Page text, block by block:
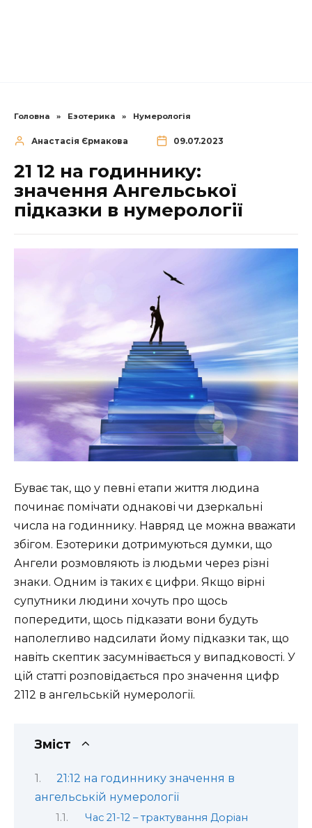
Головна » Езотерика » Нумерологія
Анастасія Єрмакова 09.07.2023
21 12 на годиннику:
значення Ангельської
підказки в нумерології
Буває так, що у певні етапи життя людина
починає помічати однакові чи дзеркальні
числа на годиннику. Навряд це можна вважати
збігом. Езотерики дотримуються думки, що
Ангели розмовляють із людьми через різні
знаки. Одним із таких є цифри. Якщо вірні
супутники людини хочуть про щось
попередити, щось підказати вони будуть
наполегливо надсилати йому підказки так, що
навіть скептик засумнівається у випадковості. У
цій статті розповідається про значення цифр
2112 в ангельській нумерології.
Зміст
21:12 на годиннику значення в
ангельській нумерології
Час 21-12 – трактування Доріан